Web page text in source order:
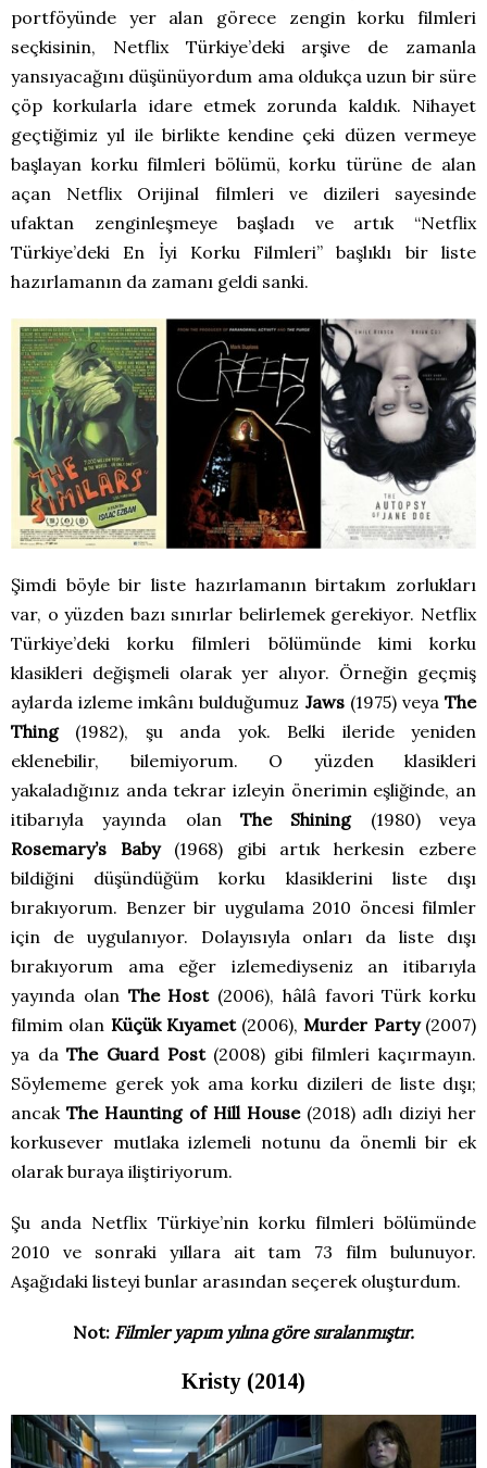
portföyünde yer alan görece zengin korku filmleri
seçkisinin, Netflix Türkiye’deki arşive de zamanla
yansıyacağını düşünüyordum ama oldukça uzun bir süre
çöp korkularla idare etmek zorunda kaldık. Nihayet
geçtiğimiz yıl ile birlikte kendine çeki düzen vermeye
başlayan korku filmleri bölümü, korku türüne de alan
açan Netflix Orijinal filmleri ve dizileri sayesinde
ufaktan zenginleşmeye başladı ve artık “Netflix
Türkiye’deki En İyi Korku Filmleri” başlıklı bir liste
hazırlamanın da zamanı geldi sanki.
Şimdi böyle bir liste hazırlamanın birtakım zorlukları
var, o yüzden bazı sınırlar belirlemek gerekiyor. Netflix
Türkiye’deki korku filmleri bölümünde kimi korku
klasikleri değişmeli olarak yer alıyor. Örneğin geçmiş
aylarda izleme imkânı bulduğumuz Jaws(1975) veyaThe
Thing(1982), şu anda yok. Belki ileride yeniden
eklenebilir, bilemiyorum. O yüzden klasikleri
yakaladığınız anda tekrar izleyin önerimin eşliğinde, an
itibarıyla yayında olan The Shining(1980) veya
Rosemary’s Baby(1968) gibi artık herkesin ezbere
bildiğini düşündüğüm korku klasiklerini liste dışı
bırakıyorum. Benzer bir uygulama 2010 öncesi filmler
için de uygulanıyor. Dolayısıyla onları da liste dışı
bırakıyorum ama eğer izlemediyseniz an itibarıyla
yayında olan The Host(2006), hâlâ favori Türk korku
filmim olan Küçük Kıyamet(2006), Murder Party(2007)
ya daThe Guard Post(2008) gibi filmleri kaçırmayın.
Söylememe gerek yok ama korku dizileri de liste dışı;
ancak The Haunting of Hill House(2018) adlı diziyi her
korkusever mutlaka izlemeli notunu da önemli bir ek
olarak buraya iliştiriyorum.
Şu anda Netflix Türkiye’nin korku filmleri bölümünde
2010 ve sonraki yıllara ait tam 73 film bulunuyor.
Aşağıdaki listeyi bunlar arasından seçerek oluşturdum.
Not: Filmler yapım yılına göre sıralanmıştır.
Kristy (2014)